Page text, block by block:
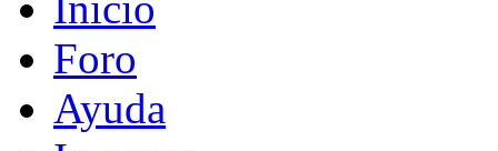
Foro
Ayuda